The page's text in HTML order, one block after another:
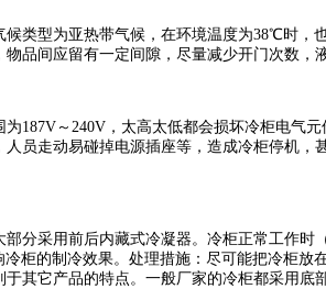
类型为亚热带气候，在环境温度为38℃时
品间应留有一定间隙，尽量减少开门次数，
187V～240V，太高太低都会损坏冷柜电
员走动易碰掉电源插座等，造成冷柜停机
分采用前后内藏式冷凝器。冷柜正常工作
柜的制冷效果。处理措施：尽可能把冷柜放
其它产品的特点。一般厂家的冷柜都采用